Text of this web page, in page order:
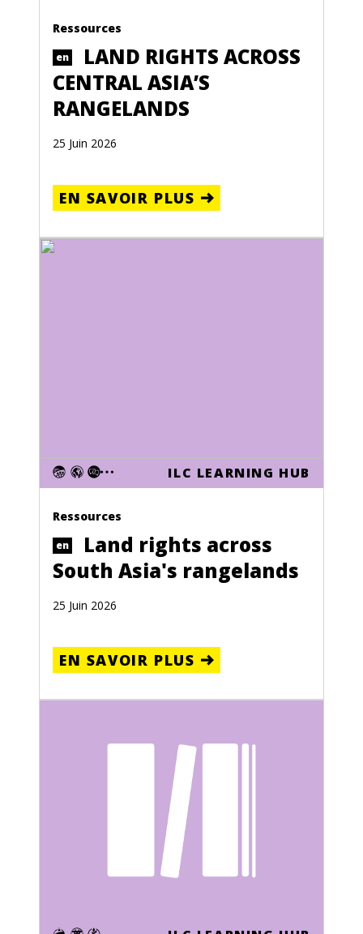
Ressources
en
LAND RIGHTS ACROSS
CENTRAL ASIA’S
RANGELANDS
25 Juin 2026
EN SAVOIR PLUS
ILC LEARNING HUB
Ressources
en
Land rights across
South Asia's rangelands
25 Juin 2026
EN SAVOIR PLUS